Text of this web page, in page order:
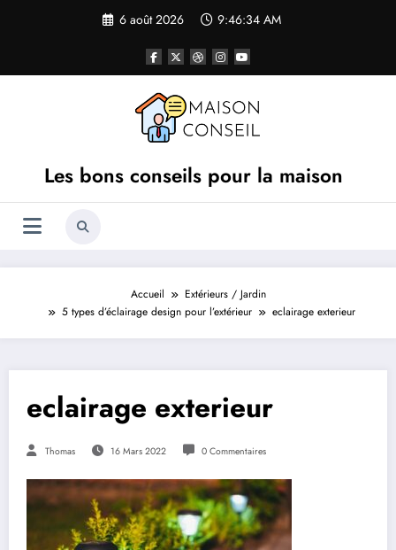
6 août 2026 9:46:34 AM
Les bons conseils pour la maison
Accueil
Extérieurs / Jardin
5 types d’éclairage design pour l’extérieur
eclairage exterieur
eclairage exterieur
Thomas 16 Mars 2022 0 Commentaires